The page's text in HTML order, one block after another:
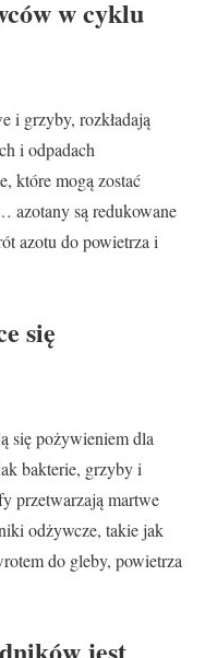
w cyklu
i grzyby, rozkładają
i odpadach
które mogą zostać
azotany są redukowane
azotu do powietrza i
się
się pożywieniem dla
bakterie, grzyby i
przetwarzają martwe
odżywcze, takie jak
do gleby, powietrza